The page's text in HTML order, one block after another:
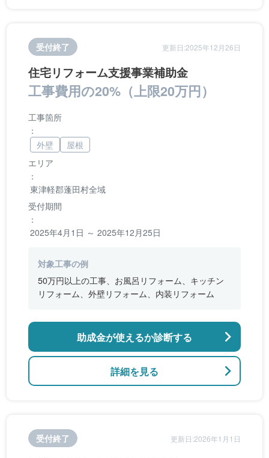
受付終了 更新日:2025年12月26日
住宅リフォーム支援事業補助金
工事費用の20%（上限20万円）
エリア
：
東津軽郡蓬田村全域
受付期間
：
2025年4月1日 ～ 2025年12月25日
工事箇所
：
外壁
屋根
対象工事の例
50万円以上の工事、お風呂リフォーム、キッチン
リフォーム、外壁リフォーム、内装リフォーム
詳細を見る
助成金が使えるか診断する
受付終了 更新日:2026年1月1日